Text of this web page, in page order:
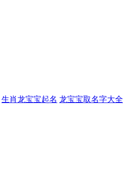
生肖龙宝宝起名 龙宝宝取名字大全